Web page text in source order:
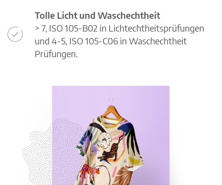
Tolle Licht und Waschechtheit
> 7, ISO 105-B02 in Lichtechtheitsprüfungen
und 4-5, ISO 105-C06 in Waschechtheit
Prüfungen.